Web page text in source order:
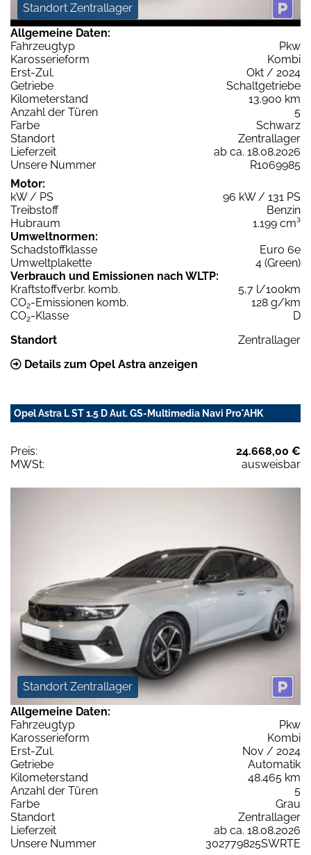
Standort Zentrallager
Allgemeine Daten:
Fahrzeugtyp
Pkw
Karosserieform
Kombi
Erst-Zul.
Okt / 2024
Getriebe
Schaltgetriebe
Kilometerstand
13.900 km
Anzahl der Türen
5
Farbe
Schwarz
Standort
Zentrallager
Lieferzeit
ab ca. 18.08.2026
Unsere Nummer
R1069985
Motor:
kW / PS
96 kW / 131 PS
Treibstoff
Benzin
Hubraum
1.199 cm³
Umweltnormen:
Schadstoffklasse
Euro 6e
Umweltplakette
4 (Green)
Verbrauch und Emissionen nach WLTP:
Kraftstoffverbr. komb.
5,7 l/100km
CO2-Emissionen komb.
128 g/km
CO2-Klasse
D
Standort
Zentrallager
Details zum Opel Astra anzeigen
Opel Astra L ST 1.5 D Aut. GS-Multimedia Navi Pro*AHK
Preis:
24.668,00 €
MWSt:
ausweisbar
Standort Zentrallager
Allgemeine Daten:
Fahrzeugtyp
Pkw
Karosserieform
Kombi
Erst-Zul.
Nov / 2024
Getriebe
Automatik
Kilometerstand
48.465 km
Anzahl der Türen
5
Farbe
Grau
Standort
Zentrallager
Lieferzeit
ab ca. 18.08.2026
Unsere Nummer
302779825SWRTE